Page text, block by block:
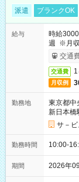
派遣 ブランクOK
給与
時給
週 ※月収
ービス
交通
交通費
月収例
勤務地
東京都中
新日本橋
サ－ビ
勤務時間 10:00-
期間 2026年